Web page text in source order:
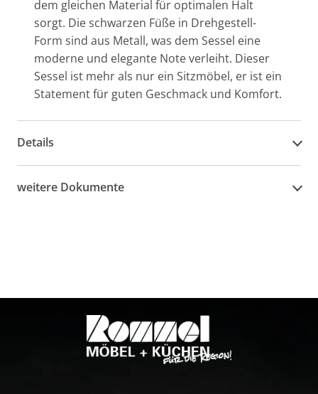
dem gleichen Material für optimalen Halt
sorgt. Die schwarzen Füße in Drehgestell-
Form sind aus Metall, was dem Sessel eine
moderne und elegante Note verleiht. Dieser
Sessel ist mehr als nur ein Sitzmöbel, er ist ein
Statement für guten Geschmack und Komfort.
Details
weitere Dokumente